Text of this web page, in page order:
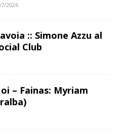
2026
:: Simone Azzu al
Club
– Fainas: Myriam